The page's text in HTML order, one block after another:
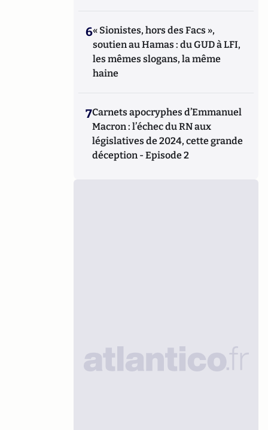
6« Sionistes, hors des Facs »,
soutien au Hamas : du GUD à LFI,
les mêmes slogans, la même
haine
7Carnets apocryphes d’Emmanuel
Macron : l’échec du RN aux
législatives de 2024, cette grande
déception - Episode 2